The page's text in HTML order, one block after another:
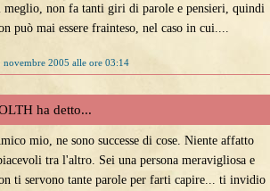
meglio, non fa tanti giri di parole e pensieri, quindi
può mai essere frainteso, nel caso in cui....
novembre 2005 alle ore 03:14
ha detto...
mio, ne sono successe di cose. Niente affatto
tra l'altro. Sei una persona meravigliosa e
ti servono tante parole per farti capire... ti invidio